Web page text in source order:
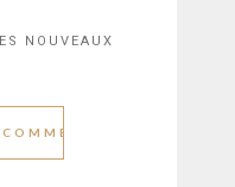
NOUVEAUX